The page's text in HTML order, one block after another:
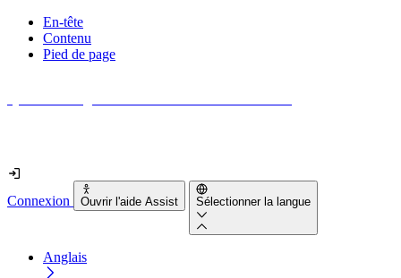
En-tête
Contenu
Pied de page
Connexion Ouvrir l'aide Assist Sélectionner la langue
Anglais